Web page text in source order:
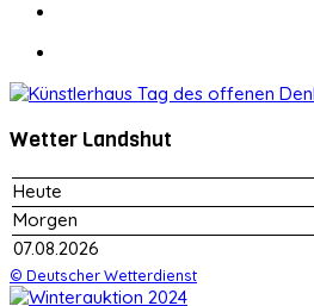
Wetter Landshut
Heute
Morgen
07.08.2026
© Deutscher Wetterdienst